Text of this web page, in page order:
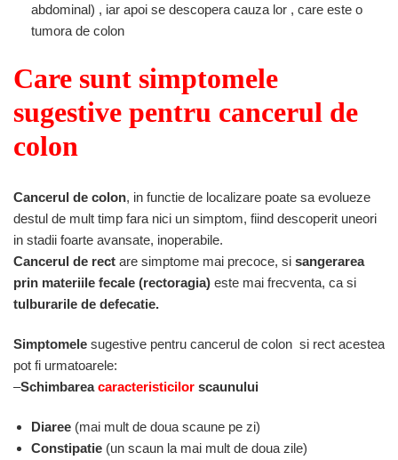
abdominal) , iar apoi se descopera cauza lor , care este o
tumora de colon
Care sunt simptomele
sugestive pentru cancerul de
colon
Cancerul de colon, in functie de localizare poate sa evolueze
destul de mult timp fara nici un simptom, fiind descoperit uneori
in stadii foarte avansate, inoperabile.
Cancerul de rect are simptome mai precoce, si sangerarea
prin materiile fecale (rectoragia) este mai frecventa, ca si
tulburarile de defecatie.
Simptomele sugestive pentru cancerul de colon si rect acestea
pot fi urmatoarele:
–Schimbareacaracteristicilor scaunului
Diaree (mai mult de doua scaune pe zi)
Constipatie (un scaun la mai mult de doua zile)